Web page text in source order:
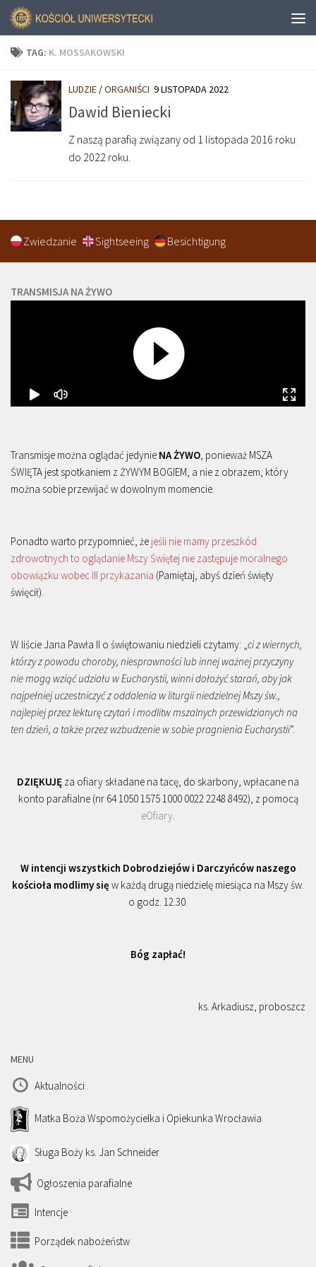
TAG: K. MOSSAKOWSKI
LUDZIE /ORGANIŚCI 9 LISTOPADA 2022
Dawid Bieniecki
Z naszą parafią związany od 1 listopada 2016 roku
do 2022 roku.
Zwiedzanie Sightseeing Besichtigung
TRANSMISJA NA ŻYWO
Transmisje można oglądać jedynie NA ŻYWO, ponieważ MSZA
ŚWIĘTA jest spotkaniem z ŻYWYM BOGIEM, a nie z obrazem, który
można sobie przewijać w dowolnym momencie.
Ponadto warto przypomnieć, że jeśli nie mamy przeszkód
zdrowotnych to oglądanie Mszy Świętej nie zastępuje moralnego
obowiązku wobec III przykazania (Pamiętaj, abyś dzień święty
święcił).
W liście Jana Pawła II o świętowaniu niedzieli czytamy: „ci z wiernych,
którzy z powodu choroby, niesprawności lub innej ważnej przyczyny
nie mogą wziąć udziału w Eucharystii, winni dołożyć starań, aby jak
najpełniej uczestniczyć z oddalenia w liturgii niedzielnej Mszy św.,
najlepiej przez lekturę czytań i modlitw mszalnych przewidzianych na
ten dzień, a także przez wzbudzenie w sobie pragnienia Eucharystii”.
DZIĘKUJĘ za ofiary składane na tacę, do skarbony, wpłacane na
konto parafialne (nr 64 1050 1575 1000 0022 2248 8492), z pomocą
eOfiary.
W intencji wszystkich Dobrodziejów i Darczyńców naszego
kościoła modlimy się w każdą drugą niedzielę miesiąca na Mszy św.
o godz. 12.30.
Bóg zapłać!
ks. Arkadiusz, proboszcz
MENU
Aktualności
Matka Boża Wspomożycielka i Opiekunka Wrocławia
Sługa Boży ks. Jan Schneider
Ogłoszenia parafialne
Intencje
Porządek nabożeństw